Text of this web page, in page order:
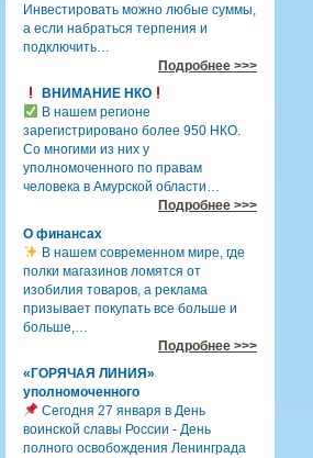
Инвестировать можно любые суммы,
а если набраться терпения и
подключить…
Подробнее >>>
ВНИМАНИЕ НКО
В нашем регионе
зарегистрировано более 950 НКО.
Со многими из них у
уполномоченного по правам
человека в Амурской области…
Подробнее >>>
О финансах
В нашем современном мире, где
полки магазинов ломятся от
изобилия товаров, а реклама
призывает покупать все больше и
больше,…
Подробнее >>>
«ГОРЯЧАЯ ЛИНИЯ»
уполномоченного
Сегодня 27 января в День
воинской славы России - День
полного освобождения Ленинграда